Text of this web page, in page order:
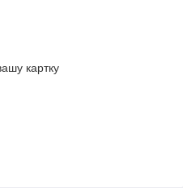
картку